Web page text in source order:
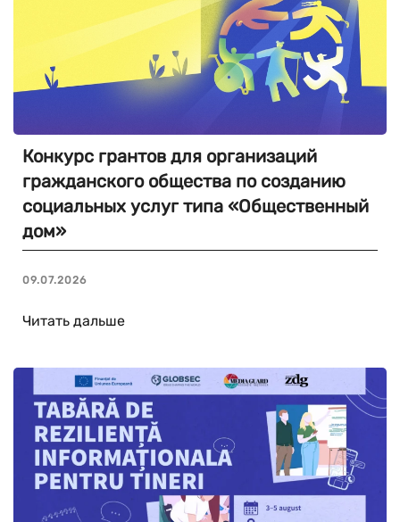
Конкурс грантов для организаций
гражданского общества по созданию
социальных услуг типа «Общественный
дом»
09.07.2026
Читать дальше